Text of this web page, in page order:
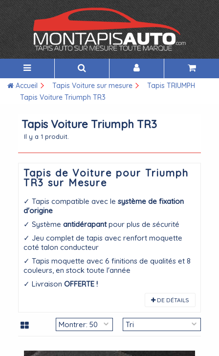
Accueil Tapis Voiture sur mesure
Tapis TRIUMPH
Tapis Voiture Triumph TR3
Tapis Voiture Triumph TR3
Il y a 1 produit.
Tapis de Voiture pour Triumph
TR3 sur Mesure
✓ Tapis compatible avec lesystème de fixation
d'origine
✓ Systèmeantidérapantpour plus de sécurité
✓ Jeu complet de tapis avec renfort moquette
coté talon conducteur
✓ Tapis moquette avec 6 finitions de qualités et 8
couleurs, en stock toute l'année
✓ LivraisonOFFERTE !
DE DÉTAILS